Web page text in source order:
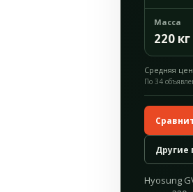
Масса
220 кг
Средняя
По 34
Другие
Hyosung